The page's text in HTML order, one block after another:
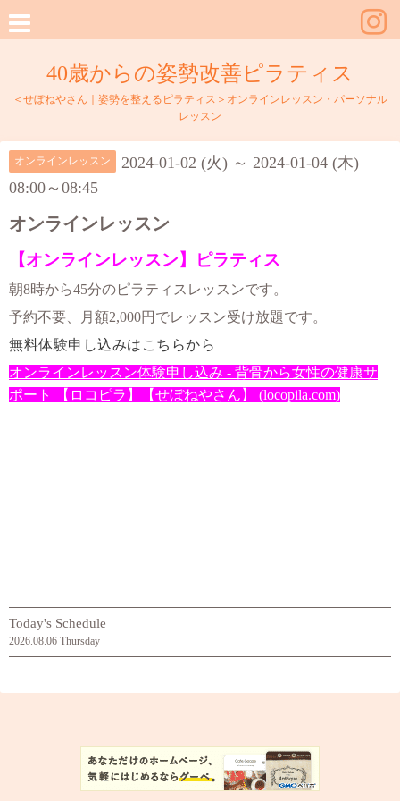
40歳からの姿勢改善ピラティス
＜せぼねやさん｜姿勢を整えるピラティス＞オンラインレッスン・パーソナル
レッスン
オンラインレッスン
2024-01-02 (火) ～ 2024-01-04 (木)
08:00～08:45
オンラインレッスン
【オンラインレッスン】ピラティス
朝8時から45分のピラティスレッスンです。
予約不要、月額2,000円でレッスン受け放題です。
無料体験申し込みはこちらから
オンラインレッスン体験申し込み - 背骨から女性の健康サ
ポート 【ロコピラ】【せぼねやさん】 (locopila.com)
Today's Schedule
2026.08.06 Thursday